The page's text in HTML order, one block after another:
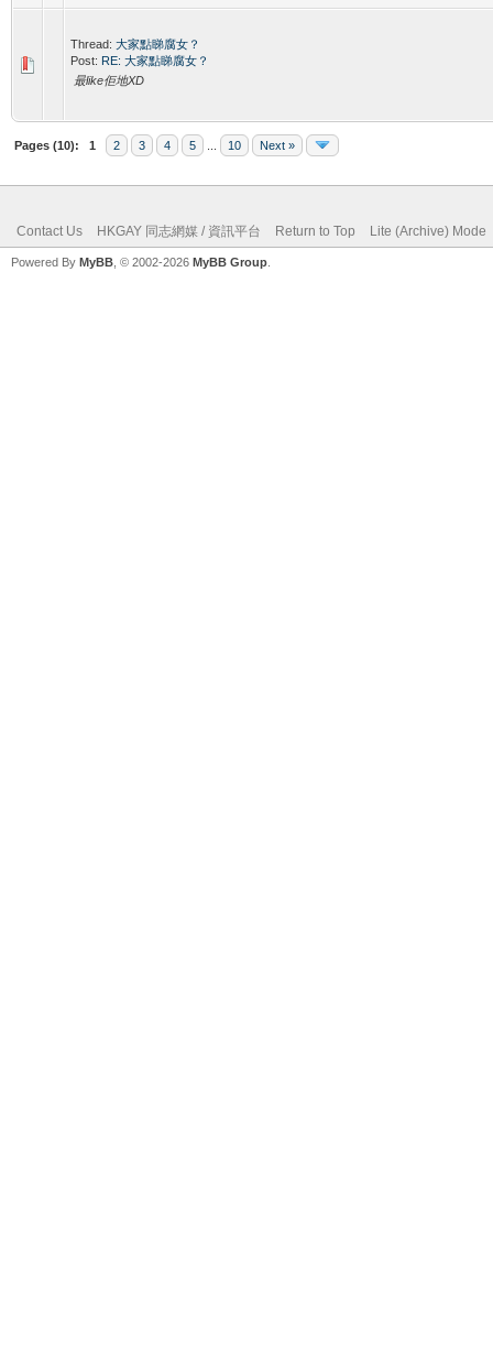
Thread: 大家點睇腐女？
Post: RE: 大家點睇腐女？
最like佢地XD
Pages (10): 1 2 3 4 5 10 Next »
Contact Us HKGAY 同志網媒 / 資訊平台 Return to Top Lite (Archive) Mode
Powered By MyBB , © 2002-2026 MyBB Group